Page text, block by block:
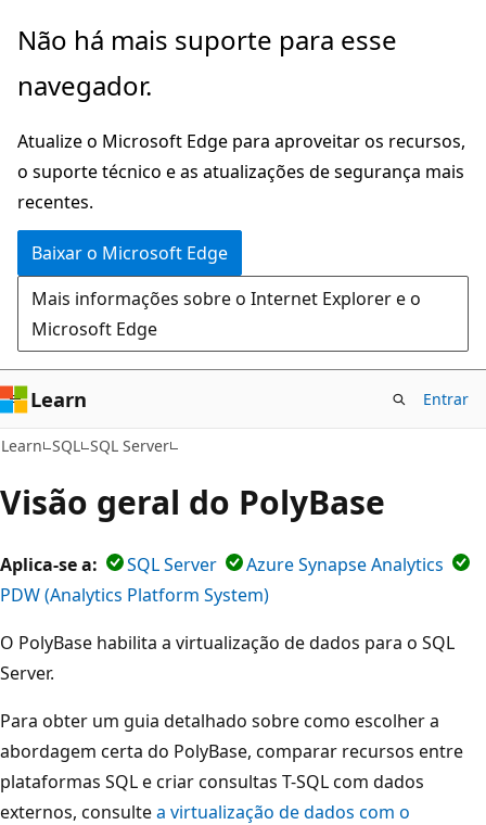
Pular
o
principal
Não há mais suporte para esse
navegador.
Atualize o Microsoft Edge para aproveitar os recursos,
o suporte técnico e as atualizações de segurança mais
recentes.
Baixar o Microsoft Edge
Mais informações sobre o Internet Explorer e o
Microsoft Edge
Learn Entrar
Learn SQL SQL Server
Visão geral do PolyBase
Aplica-se a: SQL Server
Azure Synapse Analytics
PDW (Analytics Platform System)
O PolyBase habilita a virtualização de dados para o SQL
Server.
Para obter um guia detalhado sobre como escolher a
abordagem certa do PolyBase, comparar recursos entre
plataformas SQL e criar consultas T-SQL com dados
externos, consultea virtualização de dados com o